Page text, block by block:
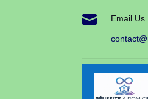
 Email Us